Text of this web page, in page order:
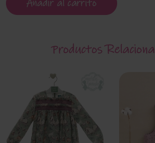
Añadir al carrito
Productos